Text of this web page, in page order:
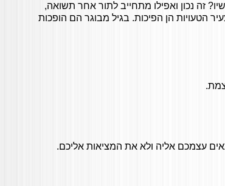
זה נכון ואפילו מתחייב לתור אחר תשואה,
הטעויות הן הפיכות. בגיל מבוגר הם הופכות
עצמכם אליה ולא את המציאות אליכם.